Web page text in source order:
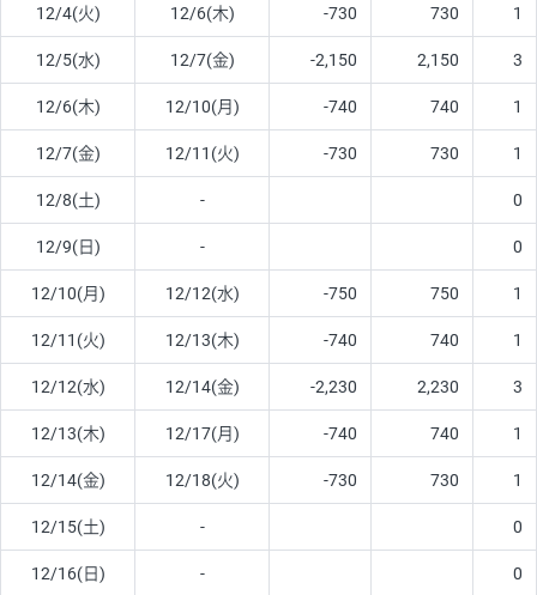
12/4(火) 12/6(木) -730 730 1
12/5(水) 12/7(金) -2,150 2,150 3
12/6(木) 12/10(月) -740 740 1
12/7(金) 12/11(火) -730 730 1
12/8(土) - 0
12/9(日) - 0
12/10(月) 12/12(水) -750 750 1
12/11(火) 12/13(木) -740 740 1
12/12(水) 12/14(金) -2,230 2,230 3
12/13(木) 12/17(月) -740 740 1
12/14(金) 12/18(火) -730 730 1
12/15(土) - 0
12/16(日) - 0